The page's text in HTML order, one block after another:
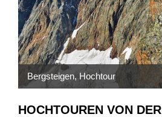
Bergsteigen, Hochtour
HOCHTOUREN VON DER